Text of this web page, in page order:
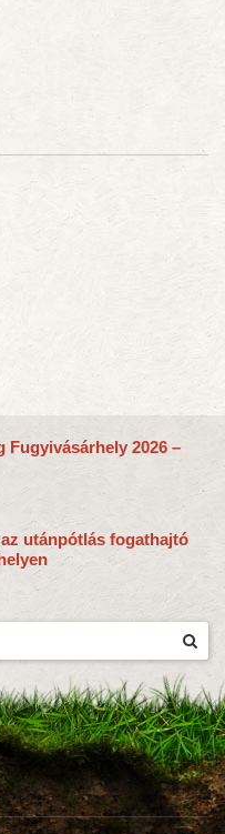
Fugyivásárhely 2026 –
utánpótlás fogathajtó